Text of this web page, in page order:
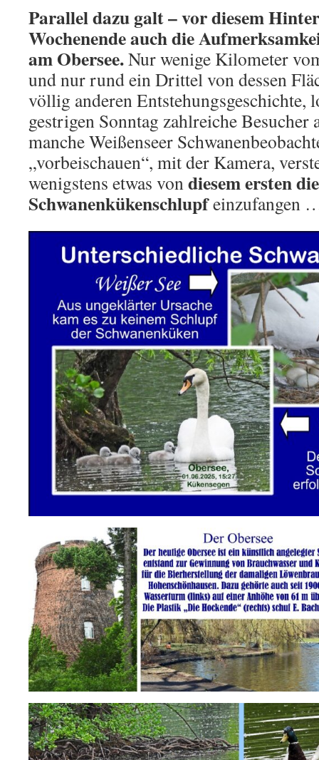
Parallel dazu galt – vor diesem
Wochenende auch die
am Obersee.Nur wenige Kilometer
und nur rund ein Drittel von dessen
völlig anderen Entstehungsgeschichte,
gestrigen Sonntag zahlreiche Besucher
manche Weißenseer
„vorbeischauen“, mit der Kamera,
wenigstens etwas vondiesem ersten
Schwanenkükenschlupfeinzufangen